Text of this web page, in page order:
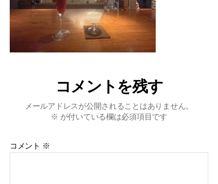
コメントを残す
メールアドレスが公開されることはありません。
※ が付いている欄は必須項目です
コメント ※